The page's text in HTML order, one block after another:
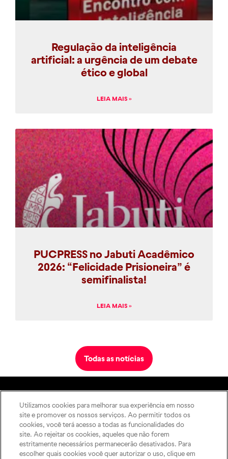
Regulação da inteligência
artificial: a urgência de um debate
ético e global
LEIA MAIS »
PUCPRESS no Jabuti Acadêmico
2026: “Felicidade Prisioneira” é
semifinalista!
LEIA MAIS »
Todas as notícias
Rua Imaculada Conceição,
1155 – Prado Velho,
Curitiba – PR, 80215-901
Das 8h às 17h, de segunda a
A Editora
Como publicar
ODS
Contato
Utilizamos cookies para melhorar sua experiência em nosso
site e promover os nossos serviços. Ao permitir todos os
cookies, você terá acesso a todas as funcionalidades do
site. Ao rejeitar os cookies, aqueles que não forem
estritamente necessários permanecerão desativados. Para
escolher quais cookies você quer autorizar o uso, clique em